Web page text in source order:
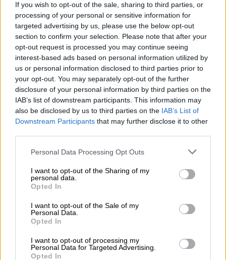
If you wish to opt-out of the sale, sharing to third parties, or
processing of your personal or sensitive information for
targeted advertising by us, please use the below opt-out
section to confirm your selection. Please note that after your
opt-out request is processed you may continue seeing
interest-based ads based on personal information utilized by
us or personal information disclosed to third parties prior to
your opt-out. You may separately opt-out of the further
disclosure of your personal information by third parties on the
IAB’s list of downstream participants. This information may
also be disclosed by us to third parties on the IAB’s List of
Downstream Participants that may further disclose it to other
Please note that this website/app uses one or more Google
not limited to your visit or usage behaviour. You may click to
grant or deny consent to Google and its third-party tags to
use your data for below specified purposes in below Google
consent section.
Personal Data Processing Opt Outs
I want to opt-out of the Sharing of my
personal data.
Opted In
I want to opt-out of the Sale of my
Personal Data.
Opted In
I want to opt-out of processing my
Personal Data for Targeted Advertising.
Opted In
Η Πολιτεία έχει επενδύσει σημαντικούς
δημόσιους πόρους για τη δημιουργία του
«Karteros Beach Sports Center», του πρώτου
Εθνικού Κέντρου Παράκτιων Αθλημάτων
στην χώρα που λειτούργησε πρώτη φορά το
2023. Η εγκατάσταση της δομής στον
Καρτερό όπου φιλοξενούνται
εγκαταστάσεις εθνικής εμβέλειας ακυρώνει
τον στρατηγικό στόχο για την ανάπτυξη του
αθλητικού τουρισμού, απαξιώνει τη δημόσια
δαπάνη και περιορίζει την ασφαλή πρόσβαση
του κοινωνικού συνόλου σε αυτές.
3. Τεχνική Αδυναμία Υδροδότησης και
Υγειονομικοί Κίνδυνοι
Η περιοχή αντιμετωπίζει αποδεδειγμένα
σοβαρά προβλήματα επάρκειας νερού,
δίκτυο ύδρευσης να λειτουργεί ήδη σε